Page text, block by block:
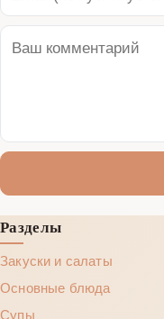
Разделы
Закуски и салаты
Основные блюда
Супы